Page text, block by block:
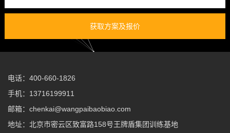
获取方案及报价
电话：400-660-1826
手机：13716199911
邮箱：chenkai@wangpaibaobiao.com
地址：北京市密云区致富路158号王牌盾集团训练基地